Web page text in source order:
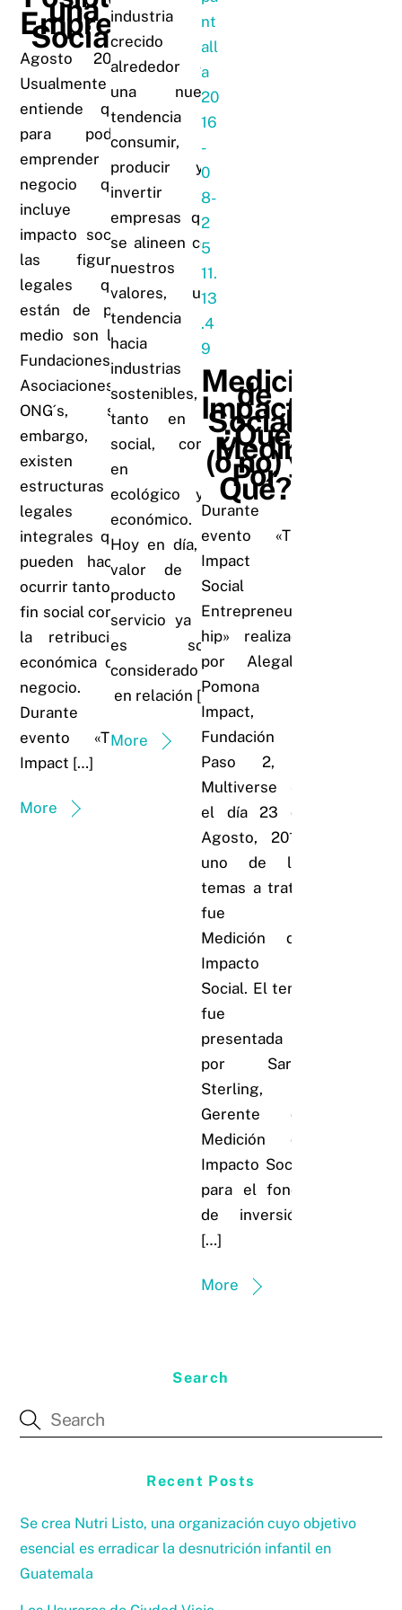
una
Empresa
Social
Agosto 2016
Usualmente se
entiende que
para poder
emprender un
negocio que
incluye un
impacto social
las figuras
legales que
están de por
medio son las
Fundaciones,
Asociaciones u
ONG´s, sin
embargo,
existen
estructuras
legales
integrales que
pueden hacer
ocurrir tanto el
fin social como
la retribución
económica del
negocio.
Durante el
evento «The
Impact […]
More
industria ha
crecido
alrededor de
una nueva
tendencia a
consumir,
producir y/o
invertir en
empresas que
se alineen con
nuestros
valores, una
tendencia
hacia
industrias
sostenibles,
tanto en lo
social, como
en lo
ecológico y/o
económico.
Hoy en día, el
valor de un
producto o
servicio ya no
es solo
considerado
en relación […]
More
Medición
de
Impacto
Social:
¿Qué
Medir
(o no) y
Por
Qué?
Durante un
evento «The
Impact of
Social
Entrepreneurs
hip» realizado
por Alegalis,
Pomona
Impact,
Fundación
Paso 2, y
Multiverse en
el día 23 de
Agosto, 2016,
uno de los
temas a tratar
fue la
Medición del
Impacto
Social. El tema
fue
presentada
por Sarah
Sterling,
Gerente de
Medición de
Impacto Social
para el fondo
de inversión,
[…]
More
Search
Recent Posts
Se crea Nutri Listo, una organización cuyo objetivo
esencial es erradicar la desnutrición infantil en
Guatemala